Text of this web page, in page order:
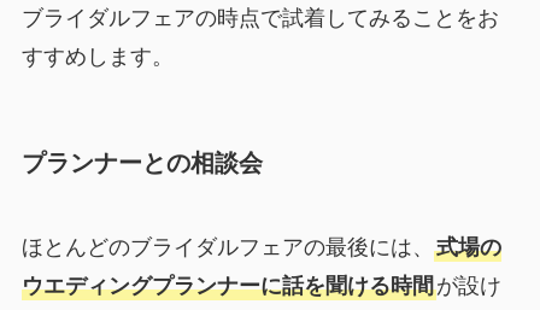
ブライダルフェアの時点で試着してみることをお
すすめします。
プランナーとの相談会
ほとんどのブライダルフェアの最後には、 式場の
ウエディングプランナーに話を聞ける時間が設け